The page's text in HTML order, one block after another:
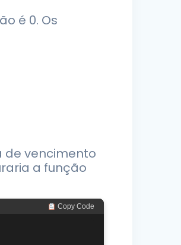
é 0. Os
de vencimento
a função
Copy Code